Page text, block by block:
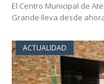
El Centro Municipal de
Grande lleva desde
ACTUALIDAD